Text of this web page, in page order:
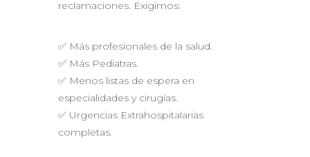
reclamaciones. Exigimos:
✅ Más profesionales de la salud.
✅ Más Pediatras.
✅ Menos listas de espera en
especialidades y cirugías.
✅ Urgencias Extrahospitalarias
completas.